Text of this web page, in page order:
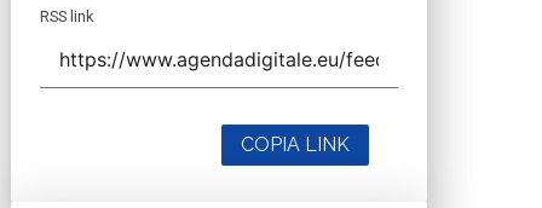
RSS link
COPIA LINK